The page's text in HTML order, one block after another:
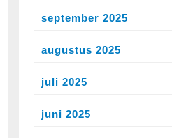
september 2025
augustus 2025
juli 2025
juni 2025